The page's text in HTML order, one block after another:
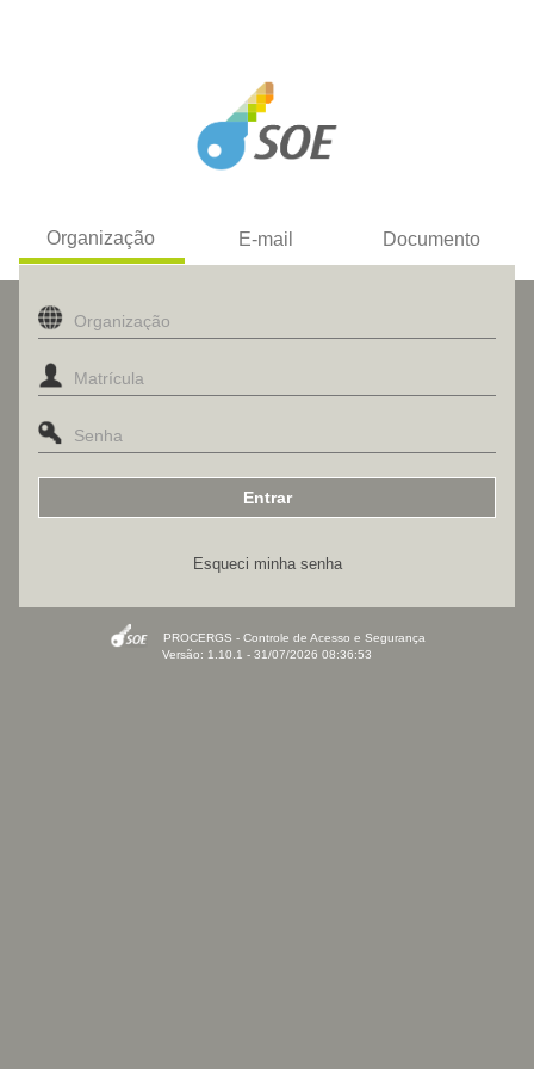
Organização E-mail Documento
Esqueci minha senha
PROCERGS - Controle de Acesso e Segurança
Versão: 1.10.1 - 31/07/2026 08:36:53